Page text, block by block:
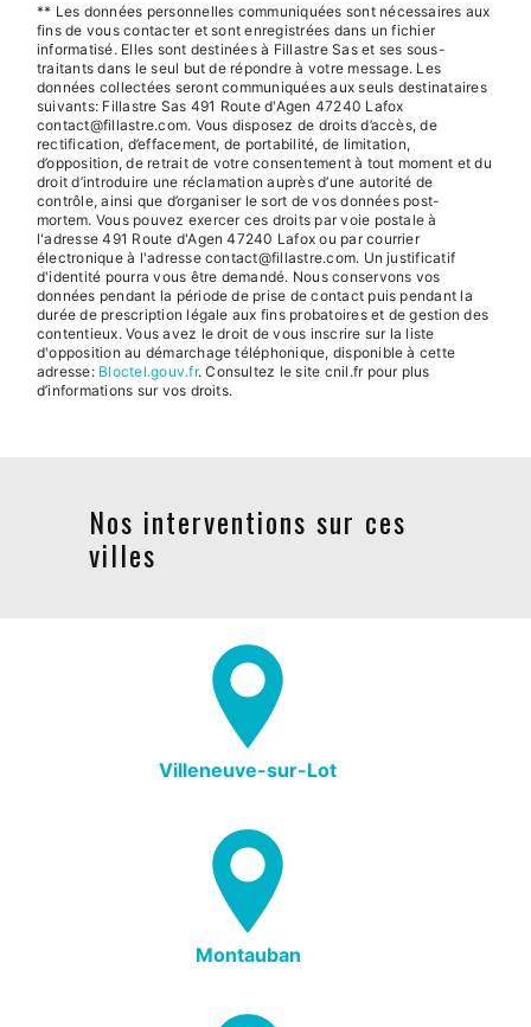
** Les données personnelles communiquées sont nécessaires aux
fins de vous contacter et sont enregistrées dans un fichier
informatisé. Elles sont destinées à Fillastre Sas et ses sous-
traitants dans le seul but de répondre à votre message. Les
données collectées seront communiquées aux seuls destinataires
suivants: Fillastre Sas 491 Route d'Agen 47240 Lafox
contact@fillastre.com. Vous disposez de droits d’accès, de
rectification, d’effacement, de portabilité, de limitation,
d’opposition, de retrait de votre consentement à tout moment et du
droit d’introduire une réclamation auprès d’une autorité de
contrôle, ainsi que d’organiser le sort de vos données post-
mortem. Vous pouvez exercer ces droits par voie postale à
l'adresse 491 Route d'Agen 47240 Lafox ou par courrier
électronique à l'adresse contact@fillastre.com. Un justificatif
d'identité pourra vous être demandé. Nous conservons vos
données pendant la période de prise de contact puis pendant la
durée de prescription légale aux fins probatoires et de gestion des
contentieux. Vous avez le droit de vous inscrire sur la liste
d'opposition au démarchage téléphonique, disponible à cette
adresse: Bloctel.gouv.fr. Consultez le site cnil.fr pour plus
d’informations sur vos droits.
Nos interventions sur ces
villes
Villeneuve-sur-Lot
Montauban